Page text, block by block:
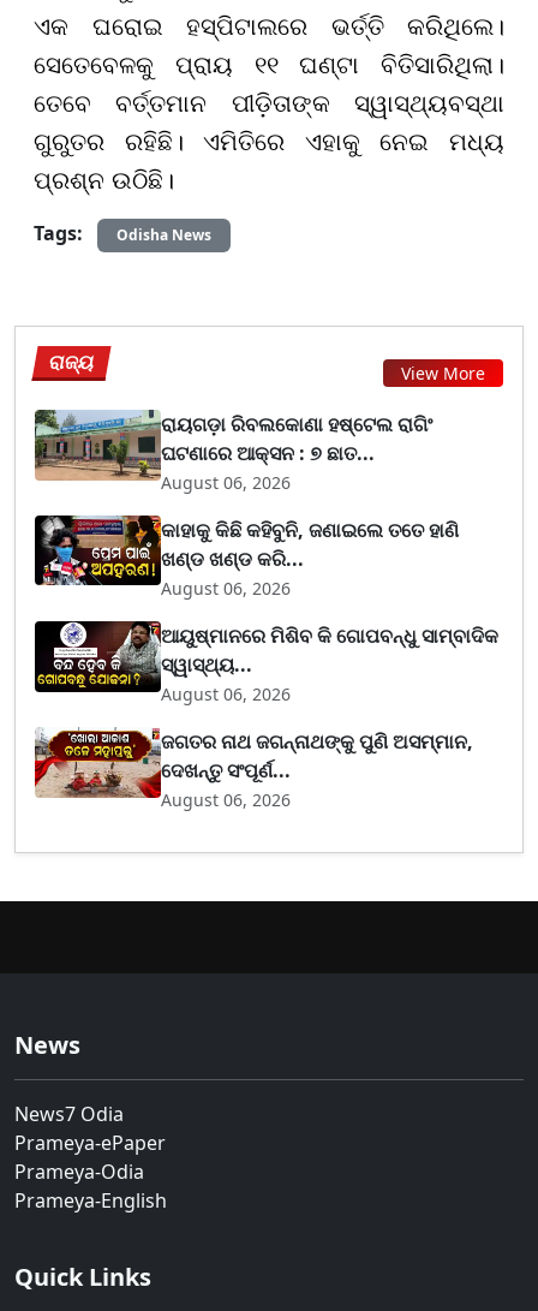
ଏକ ଘରୋଇ ହସ୍ପିଟାଲରେ ଭର୍ତ୍ତି କରିଥିଲେ।
ସେତେବେଳକୁ ପ୍ରାୟ ୧୧ ଘଣ୍ଟା ବିତିସାରିଥିଲା।
ତେବେ ବର୍ତ୍ତମାନ ପୀଡ଼ିତାଙ୍କ ସ୍ୱାସ୍ଥ୍ୟବସ୍ଥା
ଗୁରୁତର ରହିଛି। ଏମିତିରେ ଏହାକୁ ନେଇ ମଧ୍ୟ
ପ୍ରଶ୍ନ ଉଠିଛି।
Tags:
Odisha News
ରାଜ୍ୟ View More
ରାୟଗଡ଼ା ରିବଲକୋଣା ହଷ୍ଟେଲ ରାଗିଂ
ଘଟଣାରେ ଆକ୍ସନ : ୭ ଛାତ...
August 06, 2026
କାହାକୁ କିଛି କହିବୁନି, ଜଣାଇଲେ ତତେ ହାଣି
ଖଣ୍ଡ ଖଣ୍ଡ କରି...
August 06, 2026
ଆୟୁଷ୍ମାନରେ ମିଶିବ କି ଗୋପବନ୍ଧୁ ସାମ୍ବାଦିକ
ସ୍ୱାସ୍ଥ୍ୟ...
August 06, 2026
ଜଗତର ନାଥ ଜଗନ୍ନାଥଙ୍କୁ ପୁଣି ଅସମ୍ମାନ,
ଦେଖନ୍ତୁ ସଂପୂର୍ଣ...
August 06, 2026
News
News7 Odia
Prameya-ePaper
Prameya-Odia
Prameya-English
Quick Links